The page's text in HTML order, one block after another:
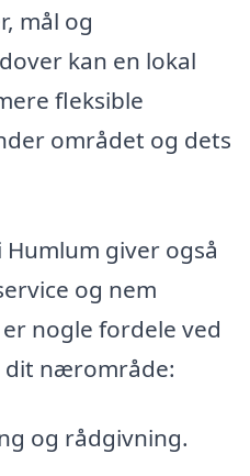
mål og
kan en lokal
fleksible
området og dets
Humlum giver også
og nem
nogle fordele ved
dit nærområde:
og rådgivning.